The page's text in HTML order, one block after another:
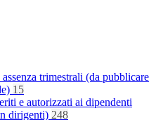
assenza trimestrali (da pubblicare
15
e autorizzati ai dipendenti
dirigenti) 248